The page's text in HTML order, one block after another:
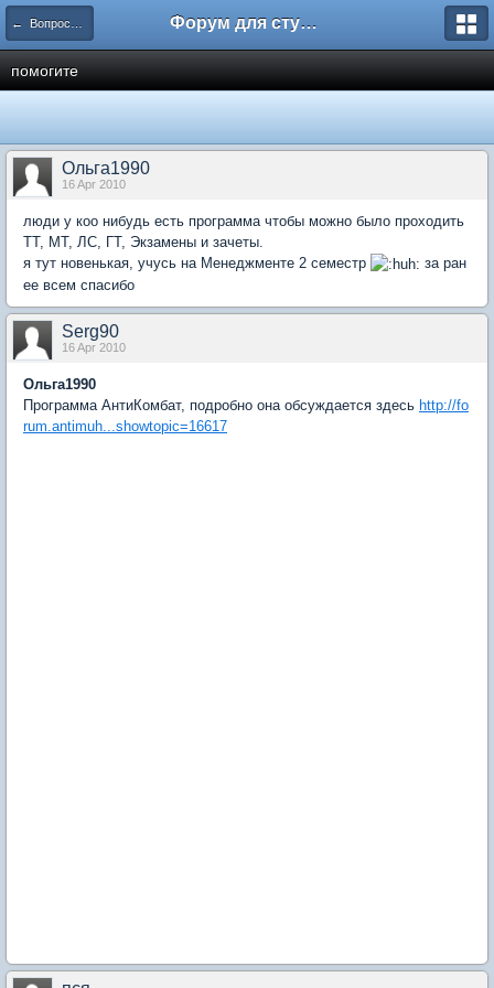
← Вопросы и ответы Форум для студента СГА
помогите
Ольга1990
16 Apr 2010
люди у коо нибудь есть программа чтобы можно было проходить
ТТ, МТ, ЛС, ГТ, Экзамены и зачеты.
я тут новенькая, учусь на Менеджменте 2 семестр
за ран
ее всем спасибо
Serg90
16 Apr 2010
Ольга1990
Программа АнтиКомбат, подробно она обсуждается здесь http://fo
rum.antimuh...showtopic=16617